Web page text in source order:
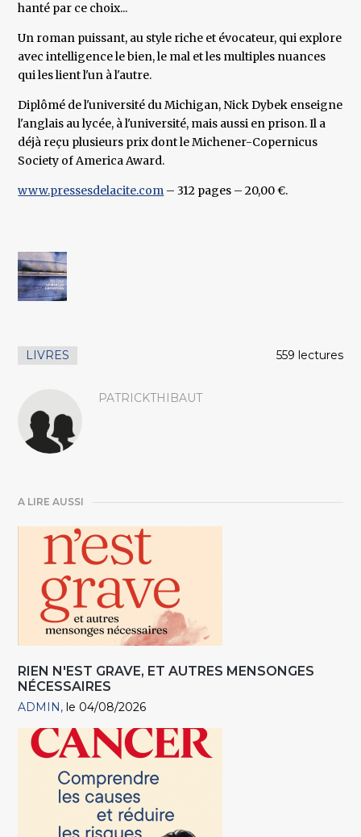
hanté par ce choix...
Un roman puissant, au style riche et évocateur, qui explore
avec intelligence le bien, le mal et les multiples nuances
qui les lient l'un à l'autre.
Diplômé de l'université du Michigan, Nick Dybek enseigne
l'anglais au lycée, à l'université, mais aussi en prison. Il a
déjà reçu plusieurs prix dont le Michener-Copernicus
Society of America Award.
www.pressesdelacite.com – 312 pages – 20,00 €.
LIVRES 559 lectures
PATRICKTHIBAUT
A LIRE AUSSI
RIEN N'EST GRAVE, ET AUTRES MENSONGES
NÉCESSAIRES
ADMIN le 04/08/2026